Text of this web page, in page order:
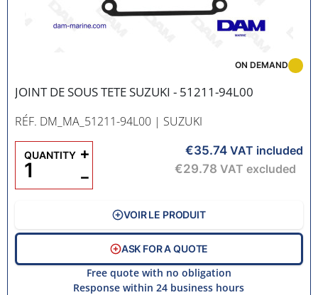
JOINT DE SOUS TETE SUZUKI - 51211-94L00
RÉF. DM_MA_51211-94L00 | SUZUKI
ON DEMAND
€35.74 VAT included
€29.78 VAT excluded
QUANTITY
−
+
VOIR LE PRODUIT
ASK FOR A QUOTE
Free quote with no obligation
Response within 24 business hours